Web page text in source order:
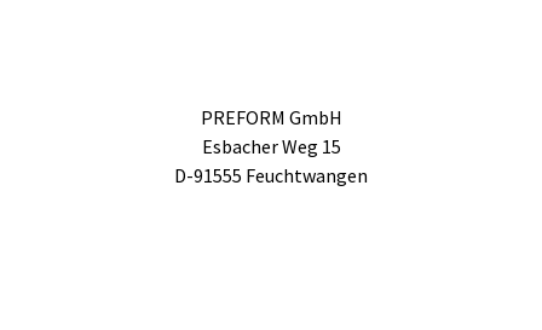
PREFORM GmbH
Esbacher Weg 15
D-91555 Feuchtwangen